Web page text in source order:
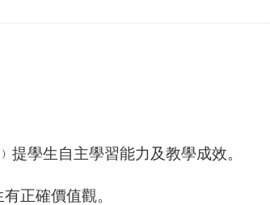
提學生自主學習能力及教學成效。
正確價值觀。